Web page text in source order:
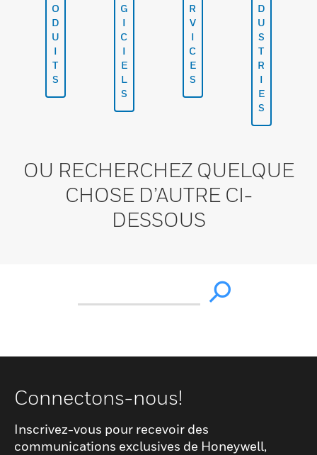
O
D
U
I
T
S
G
I
C
I
E
L
S
R
V
I
C
E
S
D
U
S
T
R
I
E
S
OU RECHERCHEZ QUELQUE
CHOSE D’AUTRE CI-
DESSOUS
Connectons-nous!
Inscrivez-vous pour recevoir des
communications exclusives de Honeywell,